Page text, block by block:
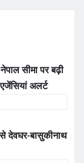
सीमा पर बढ़ी
अलर्ट
देवघर-बासुकीनाथ